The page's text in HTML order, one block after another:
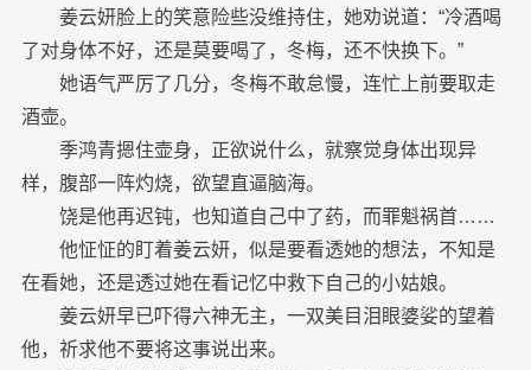
姜云妍脸上的笑意险些没维持住，她劝说道：“冷酒喝
了对身体不好，还是莫要喝了，冬梅，还不快换下。”
她语气严厉了几分，冬梅不敢怠慢，连忙上前要取走
酒壶。
季鸿青摁住壶身，正欲说什么，就察觉身体出现异
样，腹部一阵灼烧，欲望直逼脑海。
饶是他再迟钝，也知道自己中了药，而罪魁祸首……
他怔怔的盯着姜云妍，似是要看透她的想法，不知是
在看她，还是透过她在看记忆中救下自己的小姑娘。
姜云妍早已吓得六神无主，一双美目泪眼婆娑的望着
他，祈求他不要将这事说出来。